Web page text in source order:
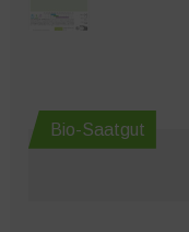
Bio-Saatgut